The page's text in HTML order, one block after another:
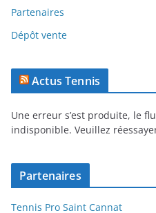
Partenaires
Dépôt vente
Actus Tennis
Une erreur s’est produite, le
indisponible. Veuillez
Partenaires
Tennis Pro Saint Cannat